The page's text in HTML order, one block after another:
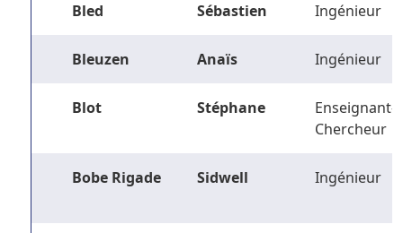
Bled Sébastien Ingénieur
Bleuzen Anaïs Ingénieur
Blot Stéphane
Enseignant-
Chercheur
Bobe Rigade Sidwell Ingénieur